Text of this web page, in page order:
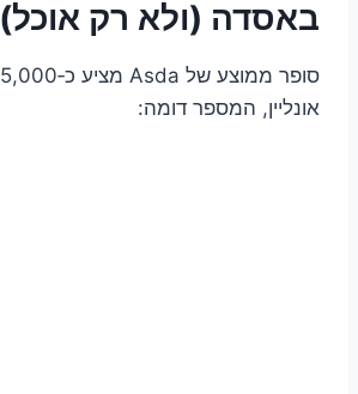
באסדה (ולא רק אוכל)
אונליין, המספר דומה: